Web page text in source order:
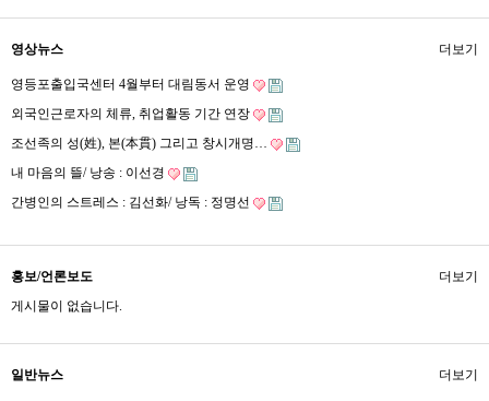
영상뉴스
영등포출입국센터 4월부터 대림동서 운영
외국인근로자의 체류, 취업활동 기간 연장
조선족의 성(姓), 본(本貫) 그리고 창시개명…
내 마음의 뜰/ 낭송 : 이선경
간병인의 스트레스 : 김선화/ 낭독 : 정명선
더보기
홍보/언론보도
게시물이 없습니다.
더보기
일반뉴스 더보기